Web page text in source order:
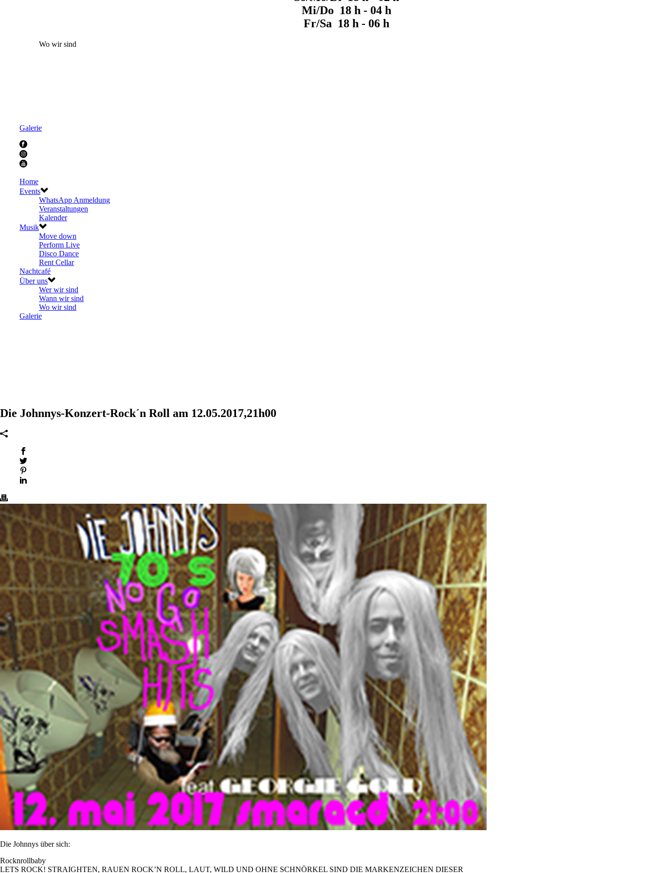
Mi/Do 18 h - 04 h
Fr/Sa 18 h - 06 h
Wo wir sind
Galerie
Home
Events
WhatsApp Anmeldung
Veranstaltungen
Kalender
Musik
Move down
Perform Live
Disco Dance
Rent Cellar
Nachtcafé
Über uns
Wer wir sind
Wann wir sind
Wo wir sind
Galerie
Die Johnnys-Konzert-Rock´n Roll am 12.05.2017,21h00
Die Johnnys über sich:
Rocknrollbaby
LETS ROCK! STRAIGHTEN, RAUEN ROCK’N ROLL, LAUT, WILD UND OHNE SCHNÖRKEL SIND DIE MARKENZEICHEN DIESER